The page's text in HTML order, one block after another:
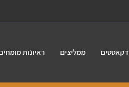
ממליצים ראיונות